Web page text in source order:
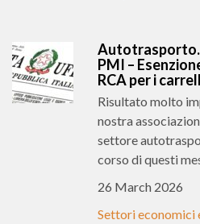
Autotrasporto.
PMI –
RCA per i
Risultato molto
nostra
settore
corso di questi
26 March 2026
Settori economici